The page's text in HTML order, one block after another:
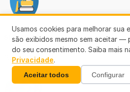
SEMOB PVH
(69) 3901-3167
Usamos cookies para melhorar sua
são exibidos mesmo sem aceitar —
do seu consentimento. Saiba mais
Privacidade.
Aceitar todos Configurar